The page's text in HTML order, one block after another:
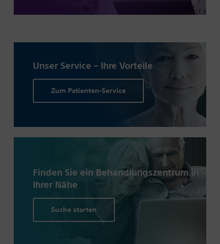
Unser Service – Ihre Vorteile
Zum Patienten-Service
Finden Sie ein Behandlungs­zentrum in
Ihrer Nähe
Suche starten